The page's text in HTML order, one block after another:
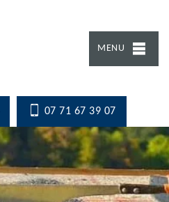
MENU
07 71 67 39 07